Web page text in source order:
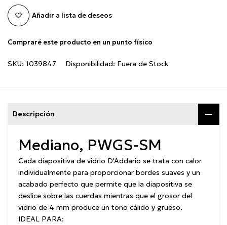
Añadir a lista de deseos
Compraré este producto en un punto físico
SKU: 1039847 Disponibilidad: Fuera de Stock
Descripción
Mediano, PWGS-SM
Cada diapositiva de vidrio D'Addario se trata con calor
individualmente para proporcionar bordes suaves y un
acabado perfecto que permite que la diapositiva se
deslice sobre las cuerdas mientras que el grosor del
vidrio de 4 mm produce un tono cálido y grueso.
IDEAL PARA: